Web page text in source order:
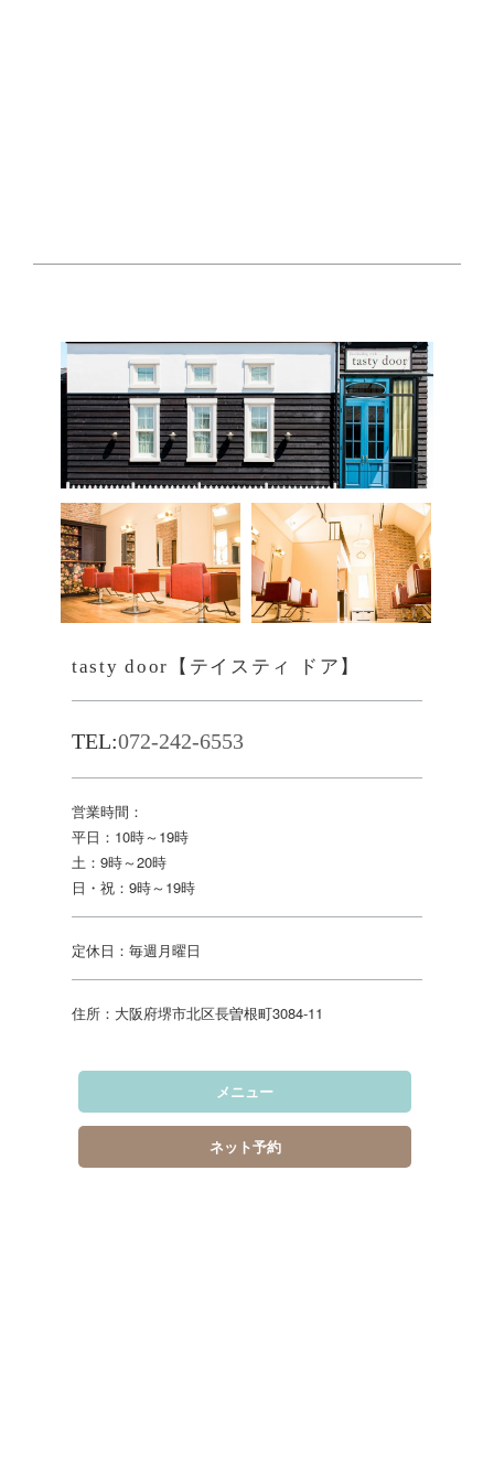
tasty door【テイスティ ドア】
TEL:072-242-6553
営業時間：
平日：10時～19時
土：9時～20時
日・祝：9時～19時
定休日：毎週月曜日
住所：大阪府堺市北区長曽根町3084-11
メニュー
ネット予約